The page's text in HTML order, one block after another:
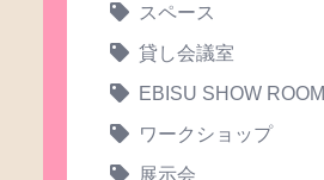
スペース
貸し会議室
EBISU SHOW ROOM
ワークショップ
展示会